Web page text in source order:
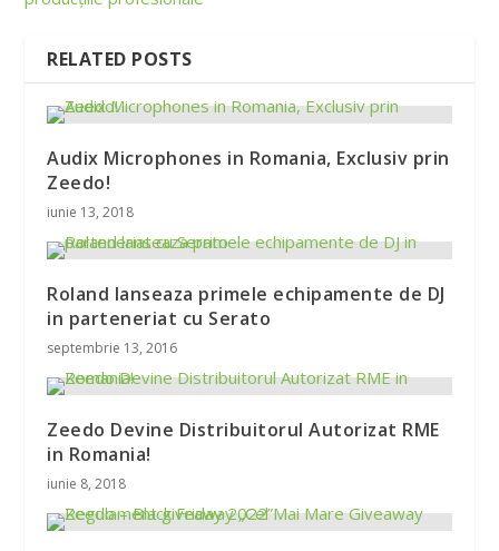
RELATED POSTS
Audix Microphones in Romania, Exclusiv prin
Zeedo!
iunie 13, 2018
Roland lanseaza primele echipamente de DJ
in parteneriat cu Serato
septembrie 13, 2016
Zeedo Devine Distribuitorul Autorizat RME
in Romania!
iunie 8, 2018